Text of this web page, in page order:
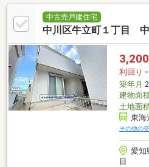
中古売戸建住宅
中川区牛立町１丁目
3,200
利回り -
築年月
建物面
土地面
東海
その他の
愛知
目